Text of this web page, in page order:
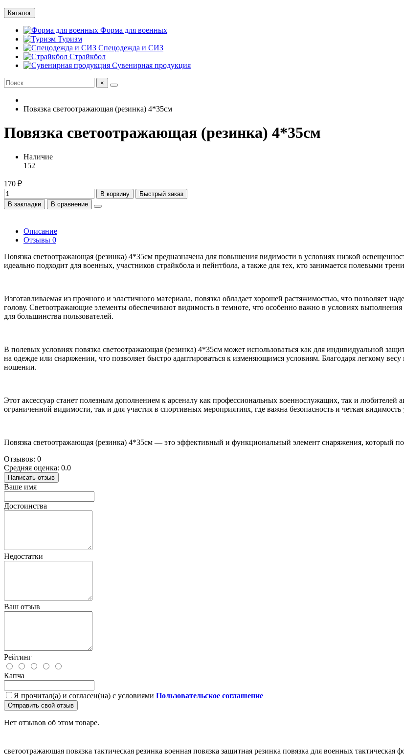
Каталог
Форма для военных
Туризм
Спецодежда и СИЗ
Страйкбол
Сувенирная продукция
×
Повязка светоотражающая (резинка) 4*35см
Повязка светоотражающая (резинка) 4*35см
Наличие
152
170 ₽
В корзину
Быстрый заказ
В закладки
В сравнение
Описание
Отзывы 0
Повязка светоотражающая (резинка) 4*35см предназначена для повышения видимости в условиях низкой
идеально подходит для военных, участников страйкбола и пейнтбола, а также для тех, кто занимается полевыми
Изготавливаемая из прочного и эластичного материала, повязка обладает хорошей растяжимостью, что позволяет
голову. Светоотражающие элементы обеспечивают видимость в темноте, что особенно важно в условиях выполнения
для большинства пользователей.
В полевых условиях повязка светоотражающая (резинка) 4*35см может использоваться как для индивидуальной
на одежде или снаряжении, что позволяет быстро адаптироваться к изменяющимся условиям. Благодаря легкому
ношении.
Этот аксессуар станет полезным дополнением к арсеналу как профессиональных военнослужащих, так и любителей
ограниченной видимости, так и для участия в спортивных мероприятиях, где важна безопасность и четкая видимость
Повязка светоотражающая (резинка) 4*35см — это эффективный и функциональный элемент снаряжения, который
Отзывов: 0
Средняя оценка: 0.0
Написать отзыв
Ваше имя
Достоинства
Недостатки
Ваш отзыв
Рейтинг
Капча
Я прочитал(а) и согласен(на) с условиями Пользовательское соглашение
Отправить свой отзыв
Нет отзывов об этом товаре.
светоотражающая повязка тактическая резинка военная повязка защитная резинка повязка для военных тактическая